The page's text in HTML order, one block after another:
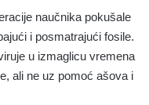
naučnika pokušale
i posmatrajući fosile.
u izmaglicu vremena
ali ne uz pomoć ašova i